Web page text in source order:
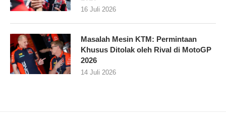
16 Juli 2026
Masalah Mesin KTM: Permintaan
Khusus Ditolak oleh Rival di MotoGP
2026
14 Juli 2026